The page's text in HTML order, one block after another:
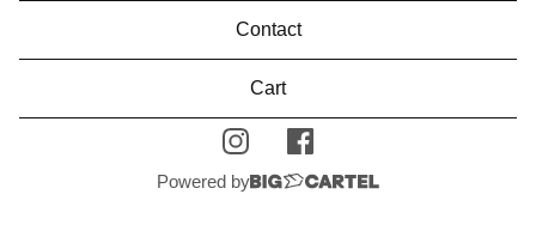
Contact
Cart
Powered by